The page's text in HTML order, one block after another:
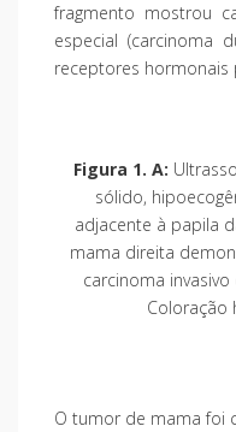
fragmento mostrou
especial (carcinoma
receptores hormonais
Figura 1. A:
sólido,
adjacente à papila
mama direita
carcinoma
Coloração
O tumor de mama foi